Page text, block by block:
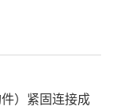
）紧固连接成